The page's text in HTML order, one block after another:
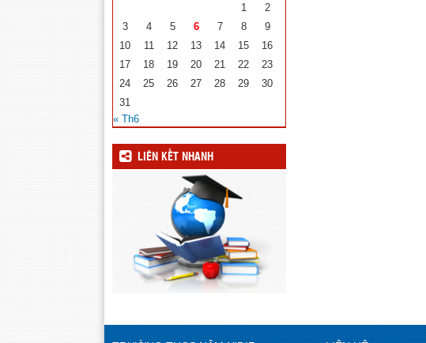
1
2
3
4 5 6 7 8
9
10
11 12 13 14 15
16
17
18 19 20 21 22
23
24
25 26 27 28 29
30
31
« Th6
LIÊN KẾT NHANH